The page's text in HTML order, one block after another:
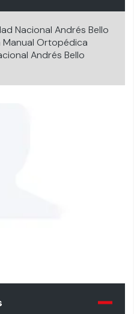
Nacional Andrés Bello
Ortopédica
Andrés Bello